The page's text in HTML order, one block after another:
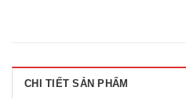
CHI TIẾT SẢN PHẨM